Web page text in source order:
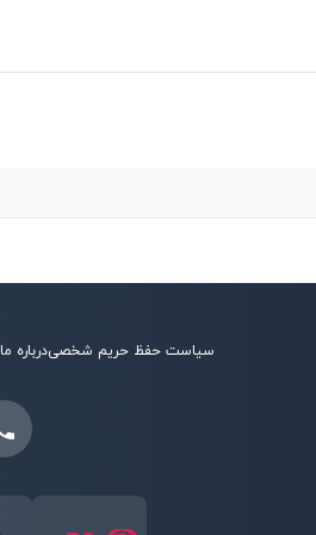
سیاست حفظ حریم شخصیدرباره ما